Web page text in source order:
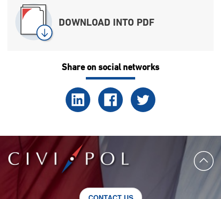
DOWNLOAD INTO PDF
Share on social networks